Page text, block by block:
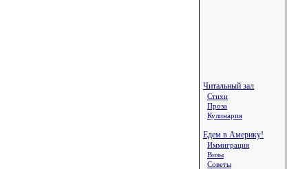
Читальный зал
Стихи
Проза
Кулинария
Едем в Америку!
Иммиграция
Визы
Советы